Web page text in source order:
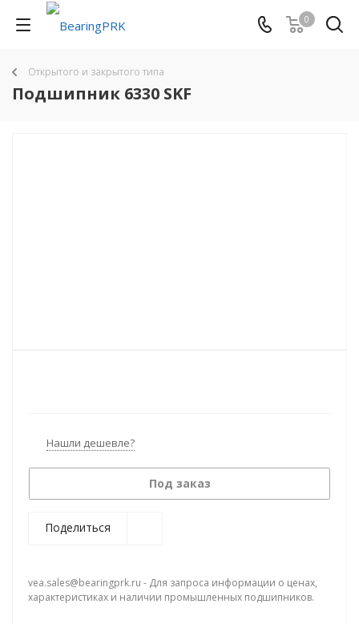
0
Открытого и закрытого типа
Подшипник 6330 SKF
Нашли дешевле?
Под заказ
Поделиться
vea.sales@bearingprk.ru - Для запроса информации о ценах,
характеристиках и наличии промышленных подшипников.